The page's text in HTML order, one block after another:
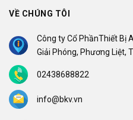
VỀ CHÚNG TÔI
Công ty Cổ PhầnThiết Bị
Giải Phóng, Phương Liệt,
02438688822
info@bkv.vn